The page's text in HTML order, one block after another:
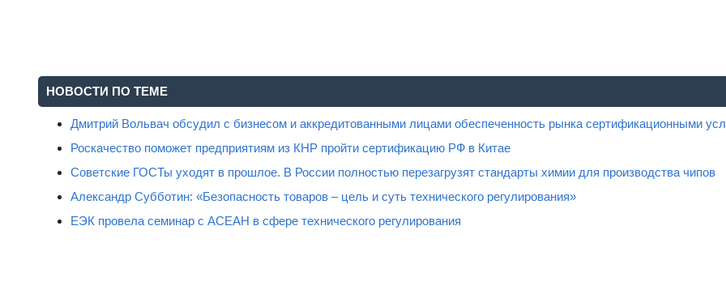
НОВОСТИ ПО ТЕМЕ
Дмитрий Вольвач обсудил с бизнесом и аккредитованными лицами обеспеченность рынка сертификационными
Роскачество поможет предприятиям из КНР пройти сертификацию РФ в Китае
Советские ГОСТы уходят в прошлое. В России полностью перезагрузят стандарты химии для производства чипов
Александр Субботин: «Безопасность товаров – цель и суть технического регулирования»
ЕЭК провела семинар с АСЕАН в сфере технического регулирования